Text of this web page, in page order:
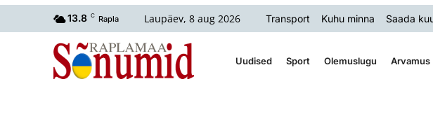
13.8 C Rapla Laupäev, 8 aug 2026 Transport Kuhu minna Saada
Uudised Sport Olemuslugu Arvamus